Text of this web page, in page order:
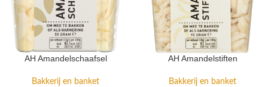
AH Amandelschaafsel
Bakkerij en banket
AH Amandelstiften
Bakkerij en banket